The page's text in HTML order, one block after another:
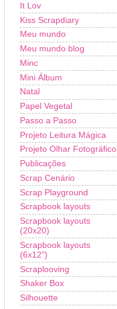
It Lov
Kiss Scrapdiary
Meu mundo
Meu mundo blog
Minc
Mini Álbum
Natal
Papel Vegetal
Passo a Passo
Projeto Leitura Mágica
Projeto Olhar Fotográfico
Publicações
Scrap Cenário
Scrap Playground
Scrapbook layouts
Scrapbook layouts
(20x20)
Scrapbook layouts
(6x12")
Scraplooving
Shaker Box
Silhouette